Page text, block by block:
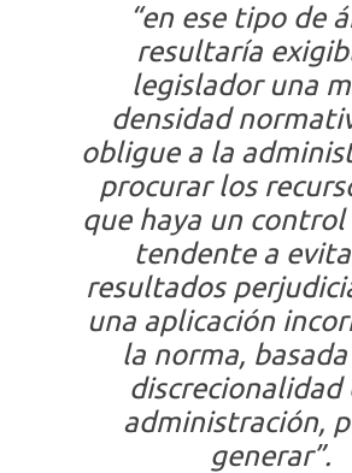
“en ese tipo de
resultaría
legislador una
densidad
obligue a la
procurar los
que haya un
tendente a
resultados
una aplicación
la norma,
discrecionalidad
administración,
generar”.